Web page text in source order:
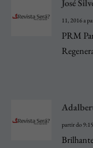
José
11, 2016 a
PRM
partir do